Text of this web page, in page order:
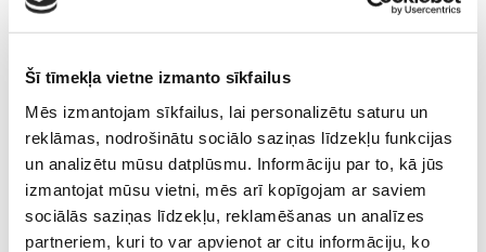
Šī tīmekļa vietne izmanto sīkfailus
Mēs izmantojam sīkfailus, lai personalizētu saturu un
reklāmas, nodrošinātu sociālo saziņas līdzekļu funkcijas
un analizētu mūsu datplūsmu. Informāciju par to, kā jūs
izmantojat mūsu vietni, mēs arī kopīgojam ar saviem
sociālās saziņas līdzekļu, reklamēšanas un analīzes
partneriem, kuri to var apvienot ar citu informāciju, ko
5 svarīgi soļi, lai bērns skolā atgrieztos vesels un